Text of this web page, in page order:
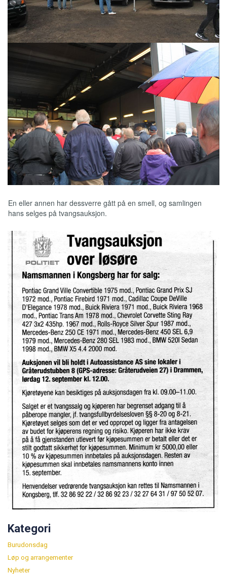
En eller annen har dessverre gått på en smell, og samlingen
hans selges på tvangsauksjon.
Kategori
Burudonsdag
Løp og arrangementer
Nyheter